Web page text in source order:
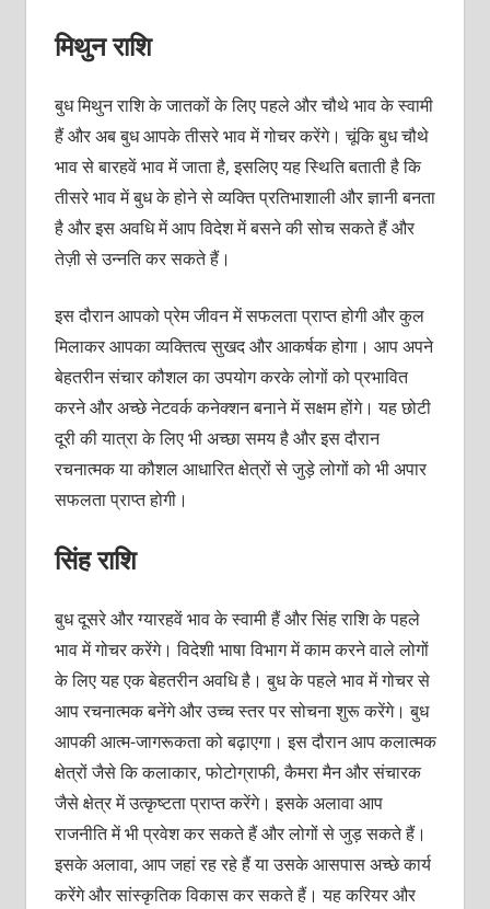
मिथुन राशि
बुध मिथुन राशि के जातकों के लिए पहले और चौथे भाव के स्वामी
हैं और अब बुध आपके तीसरे भाव में गोचर करेंगे। चूंकि बुध चौथे
भाव से बारहवें भाव में जाता है, इसलिए यह स्थिति बताती है कि
तीसरे भाव में बुध के होने से व्यक्ति प्रतिभाशाली और ज्ञानी बनता
है और इस अवधि में आप विदेश में बसने की सोच सकते हैं और
तेज़ी से उन्नति कर सकते हैं।
इस दौरान आपको प्रेम जीवन में सफलता प्राप्त होगी और कुल
मिलाकर आपका व्यक्तित्व सुखद और आकर्षक होगा। आप अपने
बेहतरीन संचार कौशल का उपयोग करके लोगों को प्रभावित
करने और अच्छे नेटवर्क कनेक्शन बनाने में सक्षम होंगे। यह छोटी
दूरी की यात्रा के लिए भी अच्छा समय है और इस दौरान
रचनात्मक या कौशल आधारित क्षेत्रों से जुड़े लोगों को भी अपार
सफलता प्राप्त होगी।
सिंह राशि
बुध दूसरे और ग्यारहवें भाव के स्वामी हैं और सिंह राशि के पहले
भाव में गोचर करेंगे। विदेशी भाषा विभाग में काम करने वाले लोगों
के लिए यह एक बेहतरीन अवधि है। बुध के पहले भाव में गोचर से
आप रचनात्मक बनेंगे और उच्च स्तर पर सोचना शुरू करेंगे। बुध
आपकी आत्म-जागरूकता को बढ़ाएगा। इस दौरान आप कलात्मक
क्षेत्रों जैसे कि कलाकार, फोटोग्राफी, कैमरा मैन और संचारक
जैसे क्षेत्र में उत्कृष्टता प्राप्त करेंगे। इसके अलावा आप
राजनीति में भी प्रवेश कर सकते हैं और लोगों से जुड़ सकते हैं।
इसके अलावा, आप जहां रह रहे हैं या उसके आसपास अच्छे कार्य
करेंगे और सांस्कृतिक विकास कर सकते हैं। यह करियर और